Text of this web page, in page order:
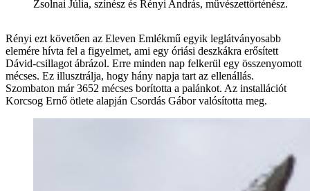
Zsolnai Júlia, színész és Rényi András, művészettörténész.
Rényi ezt követően az Eleven Emlékmű egyik leglátványosabb
elemére hívta fel a figyelmet, ami egy óriási deszkákra erősített
Dávid-csillagot ábrázol. Erre minden nap felkerül egy összenyomott
mécses. Ez illusztrálja, hogy hány napja tart az ellenállás.
Szombaton már 3652 mécses borította a palánkot. Az installációt
Korcsog Ernő ötlete alapján Csordás Gábor valósította meg.